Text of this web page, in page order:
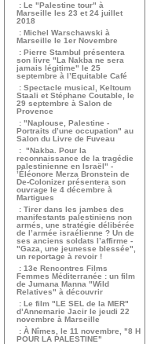
: Le "Palestine tour" à
Marseille les 23 et 24 juillet
2018
: Michel Warschawski à
Marseille le 1er Novembre
: Pierre Stambul présentera
son livre "La Nakba ne sera
jamais légitime" le 25
septembre à l’Equitable Café
: Spectacle musical, Keltoum
Staali et Stéphane Coutable, le
29 septembre à Salon de
Provence
: "Naplouse, Palestine -
Portraits d’une occupation" au
Salon du Livre de Fuveau
: "Nakba. Pour la
reconnaissance de la tragédie
palestinienne en Israël" -
’Éléonore Merza Bronstein de
De-Colonizer présentera son
ouvrage le 4 décembre à
Martigues
: Tirer dans les jambes des
manifestants palestiniens non
armés, une stratégie délibérée
de l’armée israélienne ? Un de
ses anciens soldats l’affirme -
"Gaza, une jeunesse blessée",
un reportage à revoir !
: 13e Rencontres Films
Femmes Méditerranée : un film
de Jumana Manna "Wild
Relatives" à découvrir
: Le film "LE SEL de la MER"
d’Annemarie Jacir le jeudi 22
novembre à Marseille
: À Nîmes, le 11 novembre, "8 H
POUR LA PALESTINE"